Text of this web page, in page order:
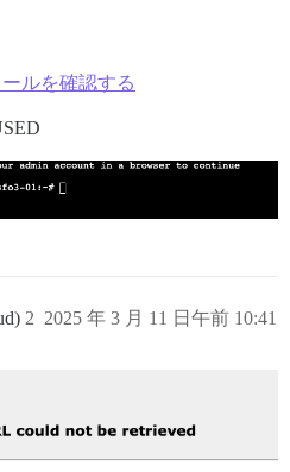
ルを確認する
2025 年 3 月 11 日午前 10:41
2